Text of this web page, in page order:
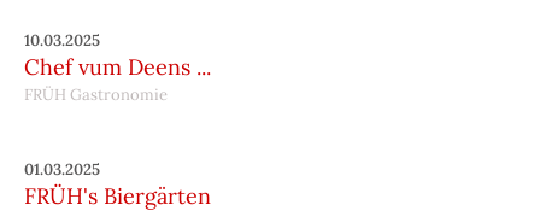
10.03.2025
Chef vum Deens ...
FRÜH Gastronomie
01.03.2025
FRÜH's Biergärten